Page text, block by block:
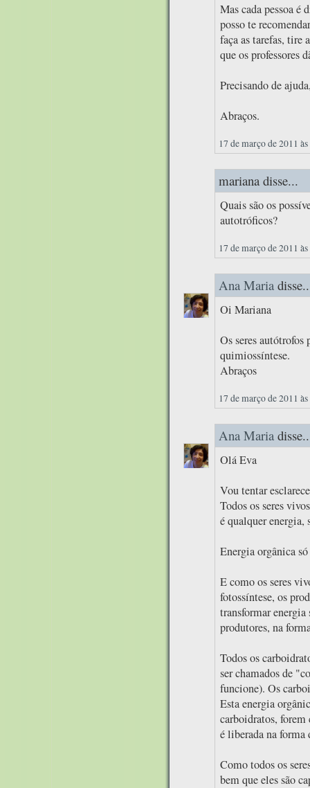
Mas cada pessoa
posso te
faça as tarefas, tire
que os professores
Precisando de
Abraços.
17 de março de 2011
mariana disse...
Quais são os
autotróficos?
17 de março de 2011
Ana Maria
Oi Mariana
Os seres autótrofos
quimiossíntese.
Abraços
17 de março de 2011
Ana Maria
Olá Eva
Vou tentar
Todos os seres
é qualquer energia,
Energia orgânica
E como os seres
fotossíntese, os
transformar energia
produtores, na
Todos os
ser chamados de
funcione). Os
Esta energia
carboidratos,
é liberada na
Como todos os
bem que eles são